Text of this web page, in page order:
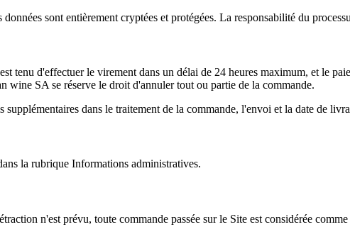
sont entièrement cryptées et protégées. La responsabilité du
tenu d'effectuer le virement dans un délai de 24 heures maximum, et le
wine SA se réserve le droit d'annuler tout ou partie de la commande.
dans le traitement de la commande, l'envoi et la date de
la rubrique Informations administratives.
n'est prévu, toute commande passée sur le Site est considérée